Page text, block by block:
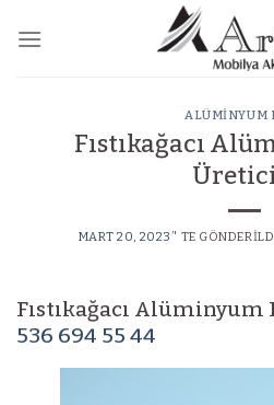
ALÜMINYUM
Fıstıkağacı
MART 20, 2023 ’' TE
Fıstıkağacı
536 694 55 44